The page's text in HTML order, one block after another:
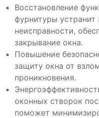
Восстановление
фурнитуры
неисправности,
закрывание окна.
Повышение
защиту окна от
проникновения.
оконных створок
поможет